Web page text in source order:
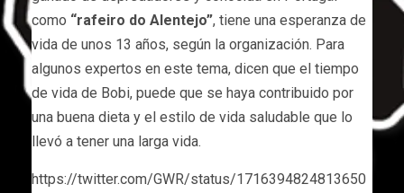
como “rafeiro do Alentejo”, tiene una esperanza de
vida de unos 13 años, según la organización. Para
algunos expertos en este tema, dicen que el tiempo
de vida de Bobi, puede que se haya contribuido por
una buena dieta y el estilo de vida saludable que lo
llevó a tener una larga vida.
https://twitter.com/GWR/status/1716394824813650